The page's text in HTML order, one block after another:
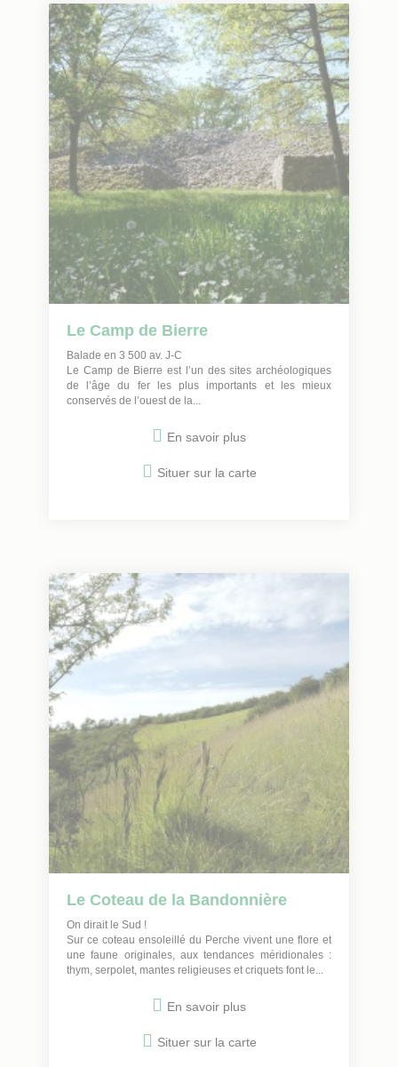
Le Camp de Bierre
Balade en 3 500 av. J-C
Le Camp de Bierre est l’un des sites archéologiques
de l’âge du fer les plus importants et les mieux
conservés de l’ouest de la...
En savoir plus
Situer sur la carte
Le Coteau de la Bandonnière
On dirait le Sud !
Sur ce coteau ensoleillé du Perche vivent une flore et
une faune originales, aux tendances méridionales :
thym, serpolet, mantes religieuses et criquets font le...
En savoir plus
Situer sur la carte